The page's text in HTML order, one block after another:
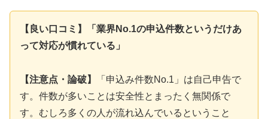
【良い口コミ】「業界No.1の申込件数というだけあ
って対応が慣れている」
【注意点・論破】
「申込み件数No.1」は自己申告で
す。件数が多いことは安全性とまったく無関係で
す。むしろ多くの人が流れ込んでいるということ